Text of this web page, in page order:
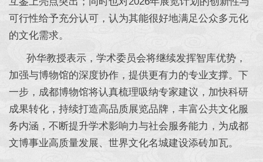
可行性给予充分认可，认为其能很好地满足公众多元化
的文化需求。
孙华教授表示，学术委员会将继续发挥智库优势，
加强与博物馆的深度协作，提供更有力的专业支撑。下
一步，成都博物馆将认真梳理吸纳专家建议，加快科研
成果转化，持续打造高品质展览品牌，丰富公共文化服
务内涵，不断提升学术影响力与社会服务能力，为成都
文博事业高质量发展、世界文化名城建设添砖加瓦。